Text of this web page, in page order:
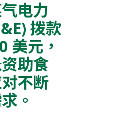
电力
拨款
美元，
助食
不断
。